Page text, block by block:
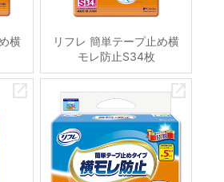
横
リフレ 簡単テープ止め横
モレ防止S34枚